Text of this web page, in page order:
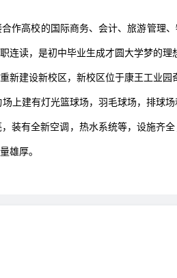
作高校的国际商务、会计、旅游管理
读，是初中毕业生成才圆大学梦的理
建设新校区，新校区位于康王工业
上建有灯光篮球场，羽毛球场，排球
装有全新空调，热水系统等，设施齐
雄厚。